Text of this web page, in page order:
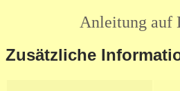
Anleitung auf
Zusätzliche